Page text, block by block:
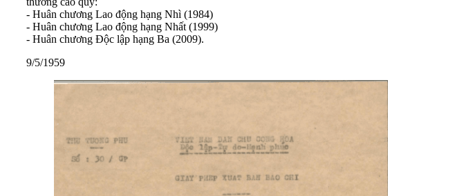
- Huân chương Lao động hạng Nhì (1984)
- Huân chương Lao động hạng Nhất (1999)
- Huân chương Độc lập hạng Ba (2009).
9/5/1959